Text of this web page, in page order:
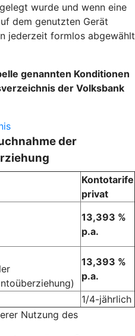
wurde und wenn eine
dem genutzten Gerät
jederzeit formlos abgewählt
genannten Konditionen
der Volksbank
der
Kontotarife
privat
13,393 %
p.a.
13,393 %
p.a.
1/4-jährlich
Nutzung des